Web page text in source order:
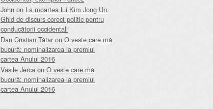
John on La moartea lui Kim Jong Un.
Ghid de discurs corect politic pentru
conducătorii occidentali
Dan Cristian Tătar on O veste care mă
bucură: nominalizarea la premiul
cartea Anului 2016
Vasile Jerca on O veste care mă
bucură: nominalizarea la premiul
cartea Anului 2016